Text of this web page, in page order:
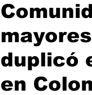
duplicó
en